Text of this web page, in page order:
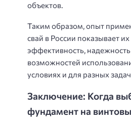
объектов.
Таким образом, опыт
свай в России показывает
эффективность,
возможностей
условиях и для разных
Заключение: Когда
фундамент на